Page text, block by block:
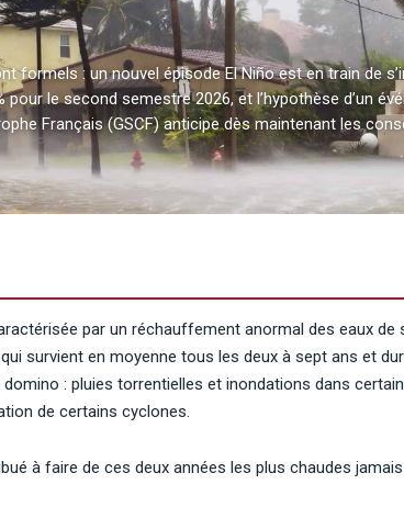
formels : un nouvel épisode El Niño est en train de
le second semestre 2026, et l’hypothèse d’un
Français (GSCF) anticipe dès maintenant les
par un réchauffement anormal des eaux de
survient en moyenne tous les deux à sept ans et
: pluies torrentielles et inondations dans
de certains cyclones.
à faire de ces deux années les plus chaudes